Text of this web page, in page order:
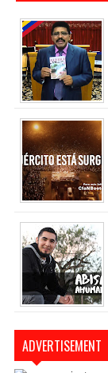
ADVERTISEMENT